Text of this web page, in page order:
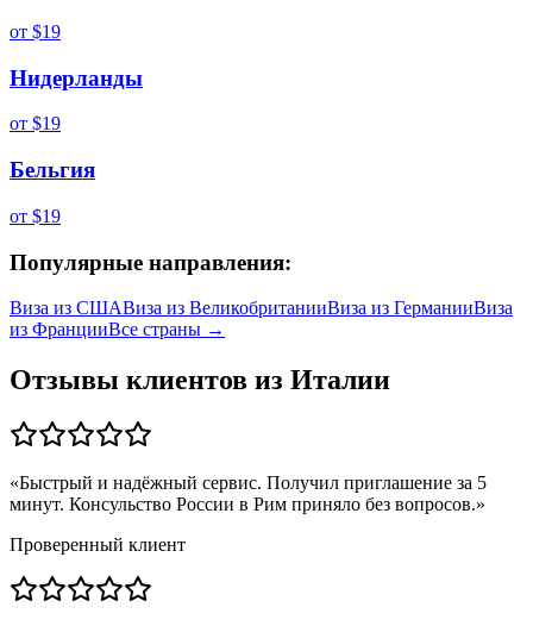
от $19
Нидерланды
от $19
Бельгия
от $19
Популярные направления:
Виза из СШАВиза из ВеликобританииВиза из ГерманииВиза
из ФранцииВсе страны →
Отзывы клиентов из Италии
«Быстрый и надёжный сервис. Получил приглашение за 5
минут. Консульство России в Рим приняло без вопросов.»
Проверенный клиент